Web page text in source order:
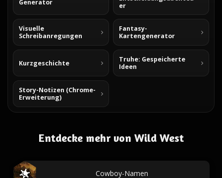
Generator
er
Visuelle
Schreibanregungen
Fantasy-
Kartengenerator
Kurzgeschichte
Truhe: Gespeicherte
Ideen
Story-Notizen (Chrome-
Erweiterung)
Entdecke mehr von Wild West
Cowboy-Namen